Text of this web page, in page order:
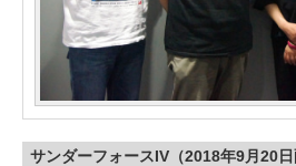
サンダーフォースIV（2018年9月20日